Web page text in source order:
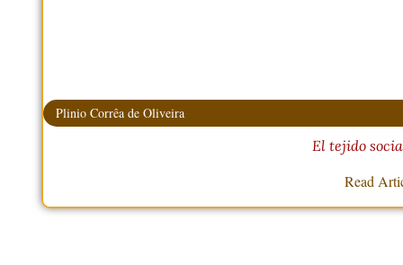
Plinio Corrêa de Oliveira
El tejido
Read